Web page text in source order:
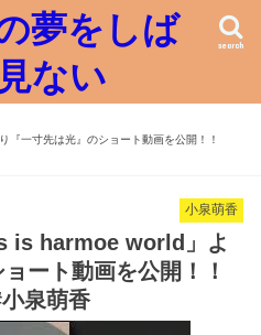
夢をしば
ない
search
一寸先は光』のショート動画を公開！！
小泉萌香
is harmoe world」よ
ート動画を公開！！
泉萌香